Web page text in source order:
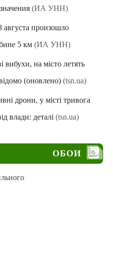
(ИА УНН)
августа произошло
5 км (ИА УНН)
вибухи, на місто летять
(оновлено) (tsn.ua)
дрони, у місті тривога
влади: деталі (tsn.ua)
ОБОИ